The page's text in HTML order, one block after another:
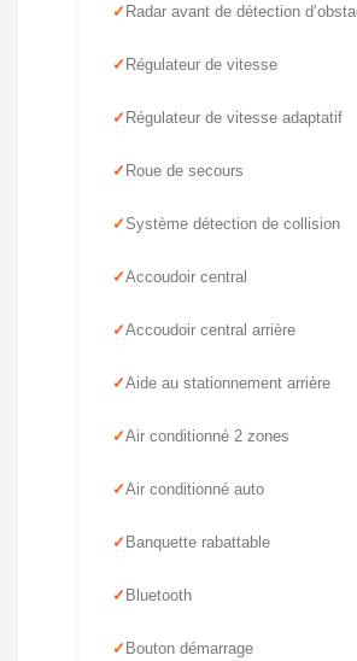
Radar avant de détection
Régulateur de vitesse
Régulateur de vitesse adaptatif
Roue de secours
Système détection de collision
Accoudoir central
Accoudoir central arrière
Aide au stationnement arrière
Air conditionné 2 zones
Air conditionné auto
Banquette rabattable
Bluetooth
Bouton démarrage